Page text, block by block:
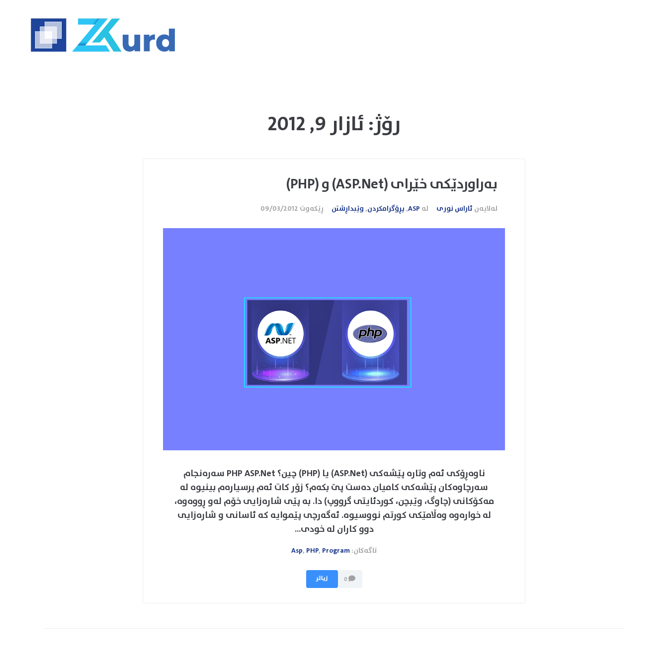
رۆژ:ئازار 9, 2012
بەراوردێکی خێرای (ASP.Net) و (PHP)
لەلایەن ئاراس نوری لە ASP
,پڕۆگرامکردن,وێبداڕشتن ڕێکەوت 09/03/2012
ناوەڕۆكی ئەم وتارە پێشەکی (ASP.Net) یا (PHP) چین؟ PHP ASP.Net سەرەنجام
سەرچاوەکان پێشەکی کامیان دەست پێ بکەم؟ زۆر کات ئەم پرسیارەم بینیوە لە
مەکۆکانی (چاوگ، وێبچن، کوردئایتی گرووپ) دا. بە پێی شارەزایی خۆم لەو ڕووەوە،
لە خوارەوە وەڵامێکی کورتم نووسیوە. ئەگەرچی پێموایە کە ئاسانی و شارەزایی
دوو کاران لە خودی...
تاگەکان: Asp, PHP, Program
زیاتر